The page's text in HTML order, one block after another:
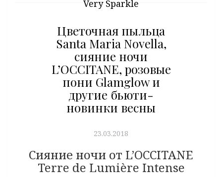
Very Sparkle
Цветочная пыльца
Santa Maria Novella,
сияние ночи
L’OCCITANE, розовые
пони Glamglow и
другие бьюти-
новинки весны
23.03.2018
Сияние ночи от L’OCCITANE
Terre de Lumière Intense